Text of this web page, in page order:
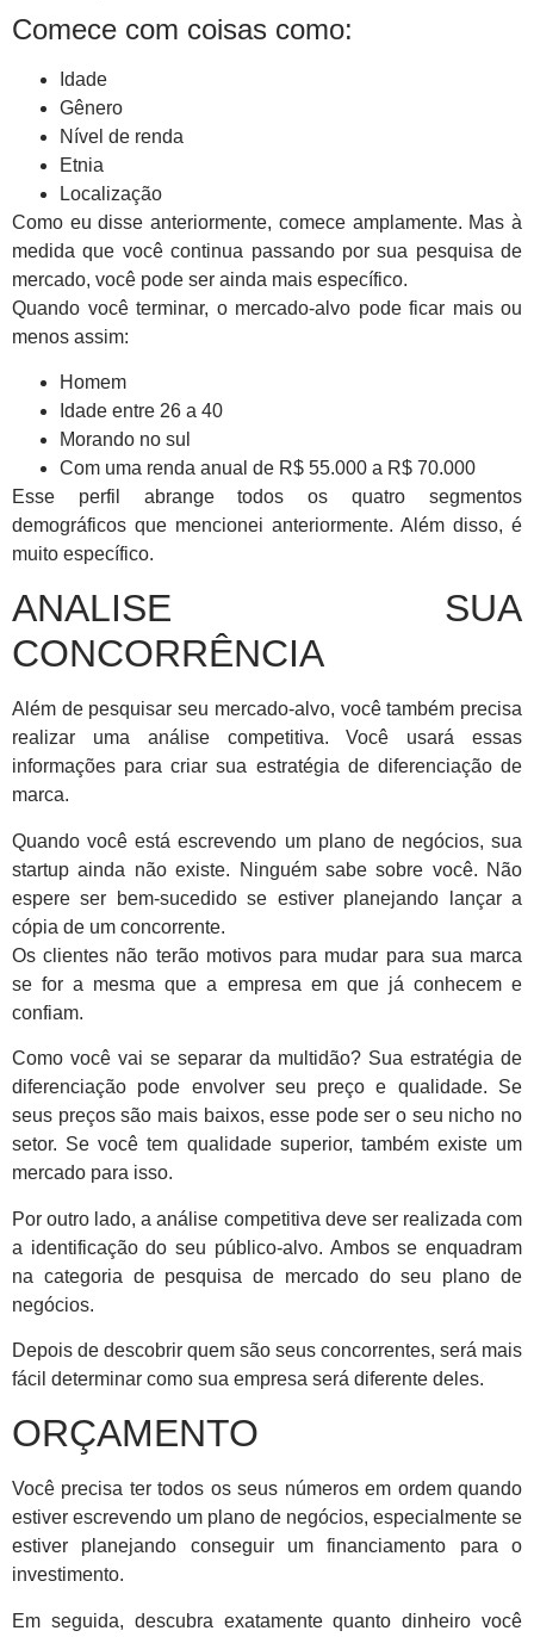
Comece com coisas como:
Idade
Gênero
Nível de renda
Etnia
Localização
Como eu disse anteriormente, comece amplamente. Mas à
medida que você continua passando por sua pesquisa de
mercado, você pode ser ainda mais específico.
Quando você terminar, o mercado-alvo pode ficar mais ou
menos assim:
Homem
Idade entre 26 a 40
Morando no sul
Com uma renda anual de R$ 55.000 a R$ 70.000
Esse perfil abrange todos os quatro segmentos
demográficos que mencionei anteriormente. Além disso, é
muito específico.
ANALISE SUA
CONCORRÊNCIA
Além de pesquisar seu mercado-alvo, você também precisa
realizar uma análise competitiva. Você usará essas
informações para criar sua estratégia de diferenciação de
marca.
Quando você está escrevendo um plano de negócios, sua
startup ainda não existe. Ninguém sabe sobre você. Não
espere ser bem-sucedido se estiver planejando lançar a
cópia de um concorrente.
Os clientes não terão motivos para mudar para sua marca
se for a mesma que a empresa em que já conhecem e
confiam.
Como você vai se separar da multidão? Sua estratégia de
diferenciação pode envolver seu preço e qualidade. Se
seus preços são mais baixos, esse pode ser o seu nicho no
setor. Se você tem qualidade superior, também existe um
mercado para isso.
Por outro lado, a análise competitiva deve ser realizada com
a identificação do seu público-alvo. Ambos se enquadram
na categoria de pesquisa de mercado do seu plano de
negócios.
Depois de descobrir quem são seus concorrentes, será mais
fácil determinar como sua empresa será diferente deles.
ORÇAMENTO
Você precisa ter todos os seus números em ordem quando
estiver escrevendo um plano de negócios, especialmente se
estiver planejando conseguir um financiamento para o
investimento.
Em seguida, descubra exatamente quanto dinheiro você